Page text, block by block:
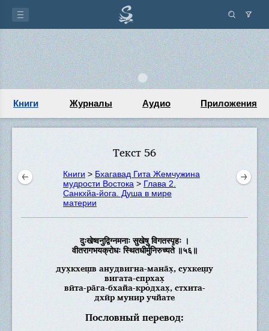
Книги Журналы Аудио Приложения
Текст 56
Книги > Бхагавад Гита Жемчужина
мудрости Востока > Глава 2.
Санкхйа-йога. Душа в мире
материи
दुःखेष्वनुद्विग्नमनाः सुखेषु विगतस्पृहः ।
वीतरागभयक्रोधः स्थितधीर्मुनिरुच्यते ॥५६॥
дух̣кхеш̣в анудвигна-мана̄х̣, сухкеш̣у
вигата-спр̣хах̣
вӣта-ра̄га-бхайа-кродхах̣, стхита-
дхӣр мунир учйате
Пословный перевод: